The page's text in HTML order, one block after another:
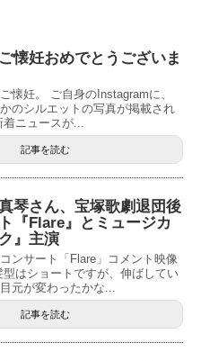
懐妊おめでとうございま
懐妊。 ご自身のInstagramに、
のシルエットの写真が掲載され
ニュースが...
記事を読む
琴さん、宝塚歌劇退団後
『Flare』とミュージカ
』主演
ンサート「Flare」コメント映像
はショートですが、伸ばしてい
元が変わったかな...
記事を読む